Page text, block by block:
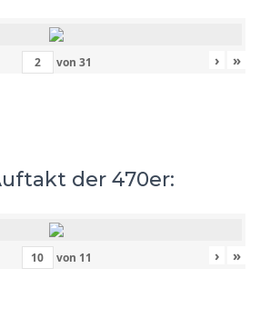
von 31 › »
der 470er:
von 11 › »